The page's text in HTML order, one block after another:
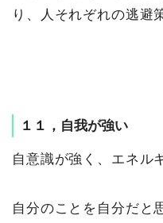
り、人それぞれの逃避
１１，自我が強い
自意識が強く、エネル
自分のことを自分だと